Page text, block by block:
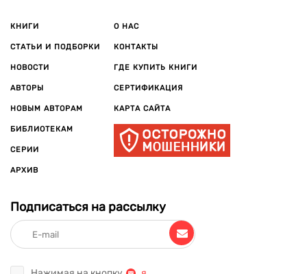
КНИГИ
СТАТЬИ И ПОДБОРКИ
НОВОСТИ
АВТОРЫ
НОВЫМ АВТОРАМ
БИБЛИОТЕКАМ
СЕРИИ
АРХИВ
О НАС
КОНТАКТЫ
ГДЕ КУПИТЬ КНИГИ
СЕРТИФИКАЦИЯ
КАРТА САЙТА
Подписаться на рассылку